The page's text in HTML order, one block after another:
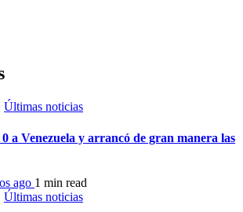
Últimas noticias
a Venezuela y arrancó de gran manera las
ago 1 min read
Últimas noticias